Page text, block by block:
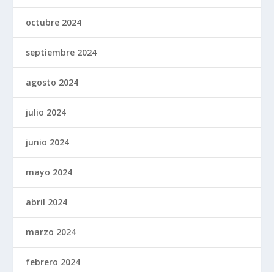
octubre 2024
septiembre 2024
agosto 2024
julio 2024
junio 2024
mayo 2024
abril 2024
marzo 2024
febrero 2024